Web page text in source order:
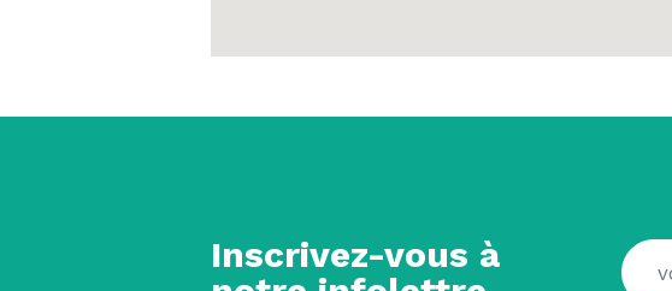
Inscrivez-vous à